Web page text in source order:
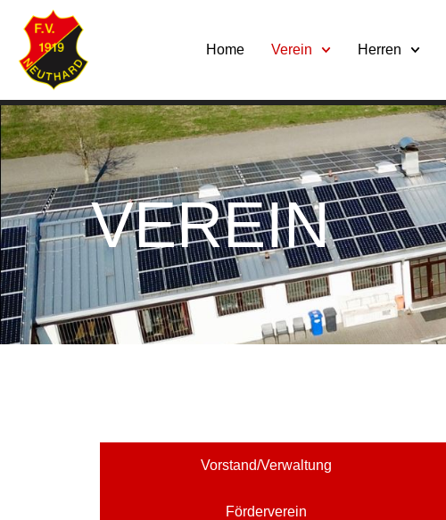
Home Verein Herren
VEREIN
Vorstand/Verwaltung
Förderverein